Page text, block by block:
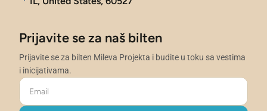
Prijavite se za naš bilten
Prijavite se za bilten Mileva Projekta i budite u toku sa vestima
i inicijativama.